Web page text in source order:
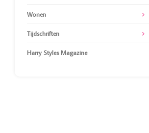
Wonen
Tijdschriften
Harry Styles Magazine